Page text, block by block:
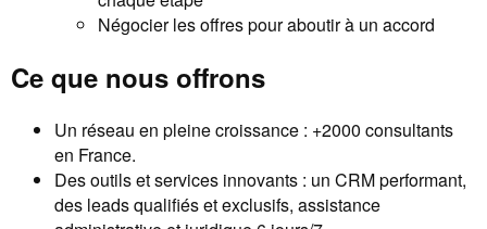
Négocier les offres pour aboutir à un accord
Ce que nous offrons
Un réseau en pleine croissance : +2000 consultants
en France.
Des outils et services innovants : un CRM performant,
des leads qualifiés et exclusifs, assistance